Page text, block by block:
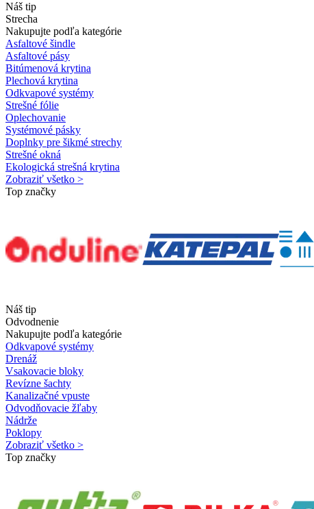
Náš tip
Strecha
Nakupujte podľa kategórie
Asfaltové šindle
Asfaltové pásy
Bitúmenová krytina
Plechová krytina
Odkvapové systémy
Strešné fólie
Oplechovanie
Systémové pásky
Doplnky pre šikmé strechy
Strešné okná
Ekologická strešná krytina
Zobraziť všetko >
Top značky
Náš tip
Odvodnenie
Nakupujte podľa kategórie
Odkvapové systémy
Drenáž
Vsakovacie bloky
Revízne šachty
Kanalizačné vpuste
Odvodňovacie žľaby
Nádrže
Poklopy
Zobraziť všetko >
Top značky